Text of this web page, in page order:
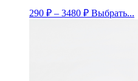
290 ₽ – 3480 ₽ Выбрать...